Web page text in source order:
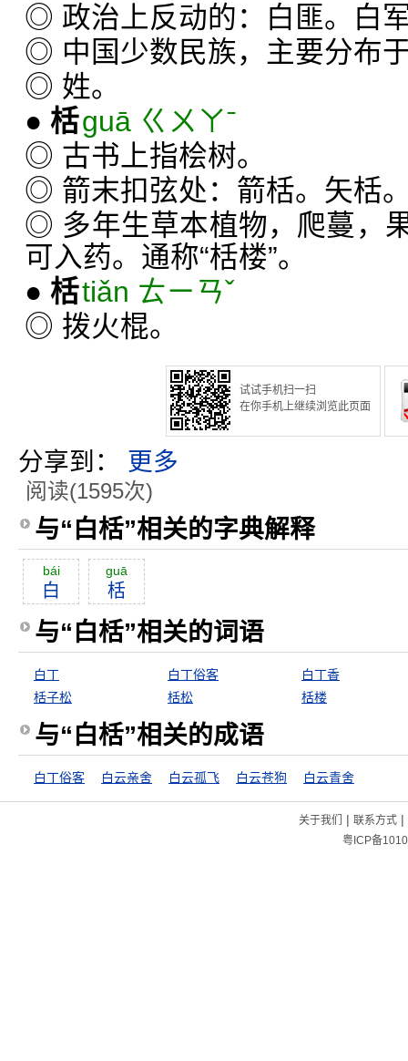
◎ 政治上反动的：白匪。白
◎ 中国少数民族，主要分布
◎ 姓。
● 栝guā ㄍㄨㄚˉ
◎ 古书上指桧树。
◎ 箭末扣弦处：箭栝。矢栝
◎ 多年生草本植物，爬蔓，
可入药。通称“栝楼”。
● 栝tiǎn ㄊㄧㄢˇ
◎ 拨火棍。
试试手机扫一扫
在你手机上继续浏览此页面
分享到： 更多
阅读(1595次)
与“白栝”相关的字典解释
bái
白
guā
栝
与“白栝”相关的词语
白丁 白丁俗客
白丁香
栝子松
栝松 栝楼
与“白栝”相关的成语
白丁俗客 白云亲舍 白云孤飞 白云苍狗 白云青舍
关于我们 | 联系方式|
粤ICP备